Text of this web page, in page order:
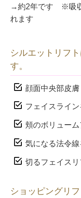
→約2年です ※吸収
れます
シルエットリフ
す。
顔面中央部皮
フェイスライ
頬のボリュー
気になる法令
切るフェイス
ショッピングリ